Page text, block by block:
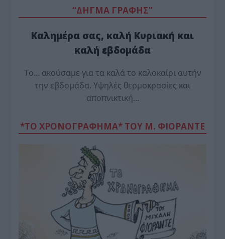
“ΔΗΓΜΑ ΓΡΑΦΗΣ”
Καλημέρα σας, καλή Κυριακή και
καλή εβδομάδα
Το… ακούσαμε για τα καλά το καλοκαίρι αυτήν
την εβδομάδα. Υψηλές θερμοκρασίες και
αποπνικτική…
*ΤΟ ΧΡΟΝΟΓΡΑΦΗΜΑ* ΤΟΥ Μ. ΦΙΟΡΆΝΤΕ